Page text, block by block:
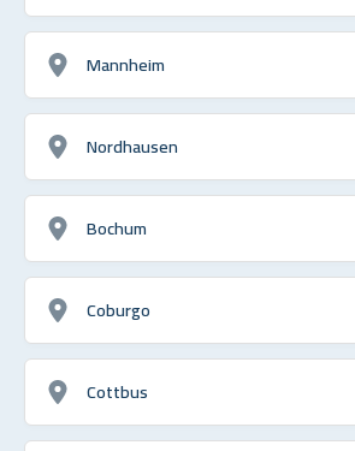
Mannheim
Nordhausen
Bochum
Coburgo
Cottbus